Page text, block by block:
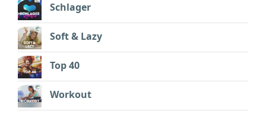
Schlager
Soft & Lazy
Top 40
Workout